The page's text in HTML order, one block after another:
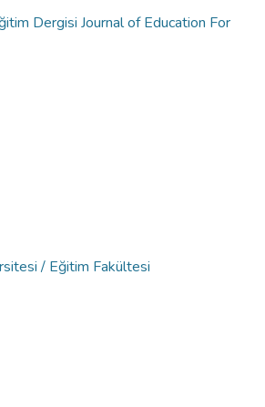
Dergisi Journal of Education For
/ Eğitim Fakültesi